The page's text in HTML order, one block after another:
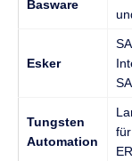
Basware
Esker
Tungsten
Automation